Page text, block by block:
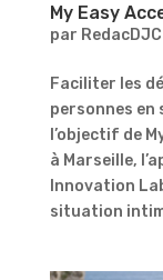
My Easy
par RedacDJC
Faciliter les
personnes en
l’objectif de
à Marseille,
Innovation
situation